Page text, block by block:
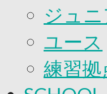
ジュ
ユース
練習